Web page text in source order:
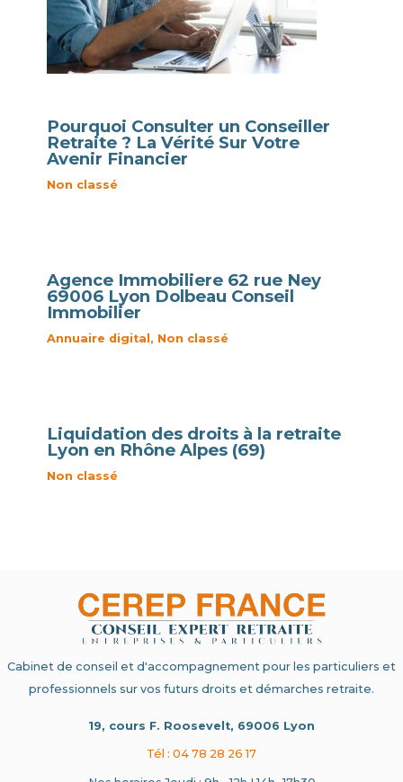
Pourquoi Consulter un Conseiller
Retraite ? La Vérité Sur Votre
Avenir Financier
Non classé
Agence Immobiliere 62 rue Ney
69006 Lyon Dolbeau Conseil
Immobilier
Annuaire digital , Non classé
Liquidation des droits à la retraite
Lyon en Rhône Alpes (69)
Non classé
Cabinet de conseil et d'accompagnement pour les particuliers et
professionnels sur vos futurs droits et démarches retraite.
19, cours F. Roosevelt, 69006 Lyon
Tél : 04 78 28 26 17